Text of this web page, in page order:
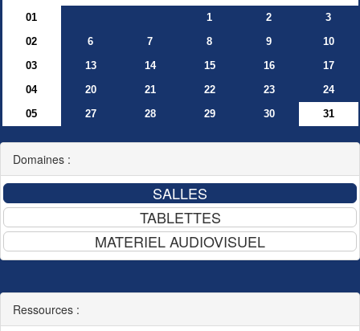
01
1 2
3
02
6 7 8 9
10
03
13 14 15 16
17
04
20 21 22 23
24
05
27 28 29 30 31
Domaines :
Ressources :